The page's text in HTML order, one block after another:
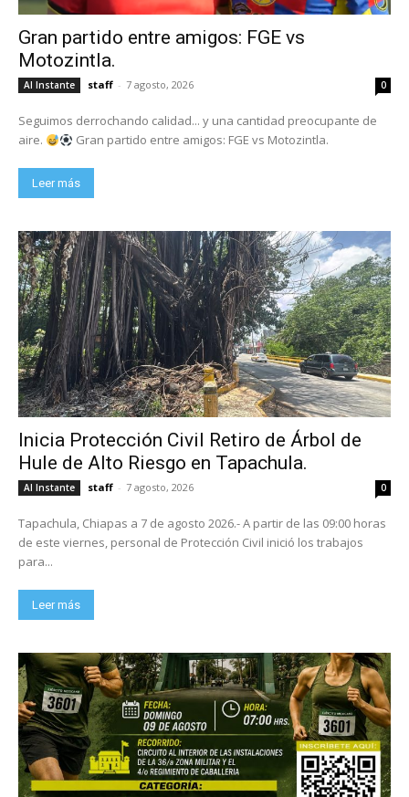
Gran partido entre amigos: FGE vs
Motozintla.
Al Instante staff - 7 agosto, 2026 0
Seguimos derrochando calidad... y una cantidad preocupante de
aire.
Gran partido entre amigos: FGE vs Motozintla.
Leer más
Inicia Protección Civil Retiro de Árbol de
Hule de Alto Riesgo en Tapachula.
Al Instante staff - 7 agosto, 2026 0
Tapachula, Chiapas a 7 de agosto 2026.- A partir de las 09:00 horas
de este viernes, personal de Protección Civil inició los trabajos
para...
Leer más